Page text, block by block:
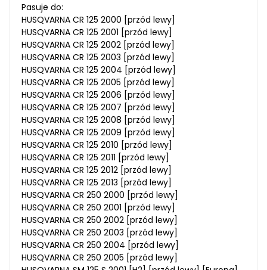
Pasuje do:
HUSQVARNA CR 125 2000 [przód lewy]
HUSQVARNA CR 125 2001 [przód lewy]
HUSQVARNA CR 125 2002 [przód lewy]
HUSQVARNA CR 125 2003 [przód lewy]
HUSQVARNA CR 125 2004 [przód lewy]
HUSQVARNA CR 125 2005 [przód lewy]
HUSQVARNA CR 125 2006 [przód lewy]
HUSQVARNA CR 125 2007 [przód lewy]
HUSQVARNA CR 125 2008 [przód lewy]
HUSQVARNA CR 125 2009 [przód lewy]
HUSQVARNA CR 125 2010 [przód lewy]
HUSQVARNA CR 125 2011 [przód lewy]
HUSQVARNA CR 125 2012 [przód lewy]
HUSQVARNA CR 125 2013 [przód lewy]
HUSQVARNA CR 250 2000 [przód lewy]
HUSQVARNA CR 250 2001 [przód lewy]
HUSQVARNA CR 250 2002 [przód lewy]
HUSQVARNA CR 250 2003 [przód lewy]
HUSQVARNA CR 250 2004 [przód lewy]
HUSQVARNA CR 250 2005 [przód lewy]